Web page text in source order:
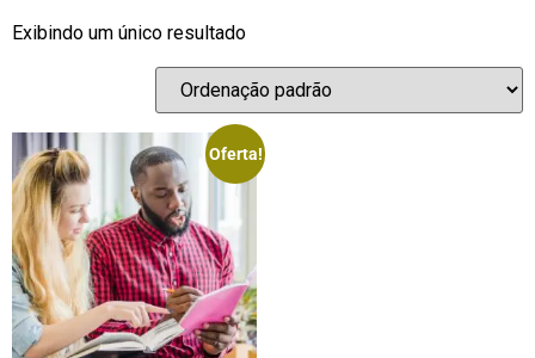
Exibindo um único resultado
Oferta!